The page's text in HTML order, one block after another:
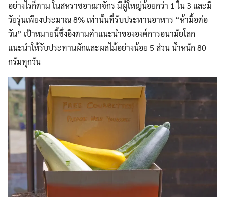
อย่างไรก็ตาม ในสหราชอาณาจักร มีผู้ใหญ่น้อยกว่า 1 ใน 3 และมี
วัยรุ่นเพียงประมาณ 8% เท่านั้นที่รับประทานอาหาร “ห้ามื้อต่อ
วัน” เป้าหมายนี้ซึ่งอิงตามคำแนะนำขององค์การอนามัยโลก
แนะนำให้รับประทานผักและผลไม้อย่างน้อย 5 ส่วน น้ำหนัก 80
กรัมทุกวัน